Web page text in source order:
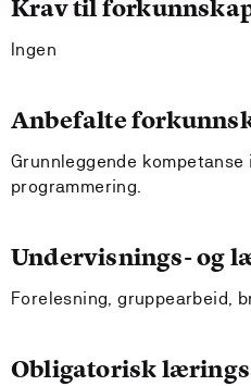
Krav til
Ingen
Anbefalte
Grunnleggende
programmering.
Undervisnings- og
Forelesning, gruppearbeid,
Obligatorisk